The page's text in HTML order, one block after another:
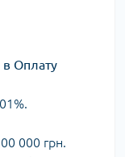
Оплату
000 грн.